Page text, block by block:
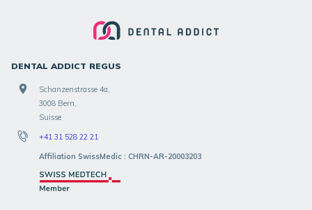
DENTAL ADDICT REGUS
Schanzenstrasse 4a,
3008 Bern,
Suisse
+41 31 528 22 21
Affiliation SwissMedic : CHRN-AR-20003203